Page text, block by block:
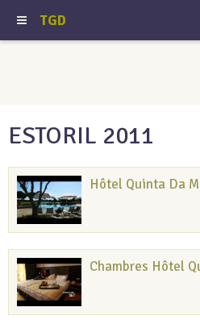
TGD
ESTORIL 2011
Hôtel Quinta Da
Chambres Hôtel